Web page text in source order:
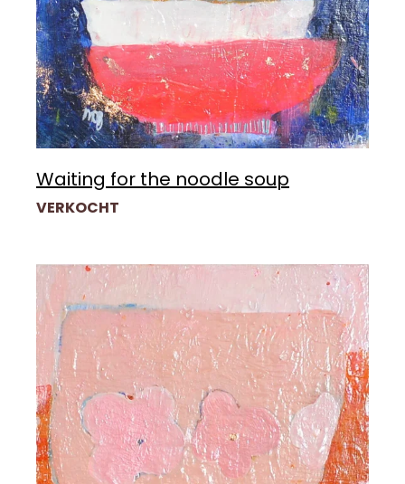
Waiting for the noodle soup
VERKOCHT